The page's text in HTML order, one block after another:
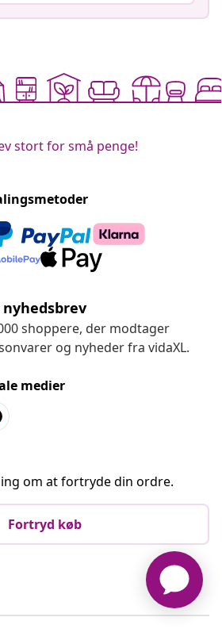
stort for små penge!
shoppere, der modtager
og nyheder fra vidaXL.
medier
om at fortryde din ordre.
Fortryd køb